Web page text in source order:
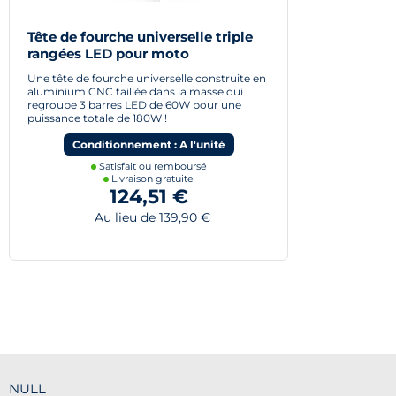
Tête de fourche universelle triple
rangées LED pour moto
Une tête de fourche universelle construite en
aluminium CNC taillée dans la masse qui
regroupe 3 barres LED de 60W pour une
puissance totale de 180W !
Conditionnement : A l'unité
Satisfait ou remboursé
Livraison gratuite
124,51 €
Au lieu de 139,90 €
NULL